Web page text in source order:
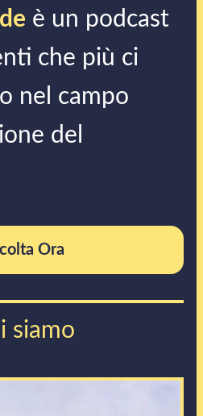
è un podcast
che più ci
nel campo
del
Ora
siamo